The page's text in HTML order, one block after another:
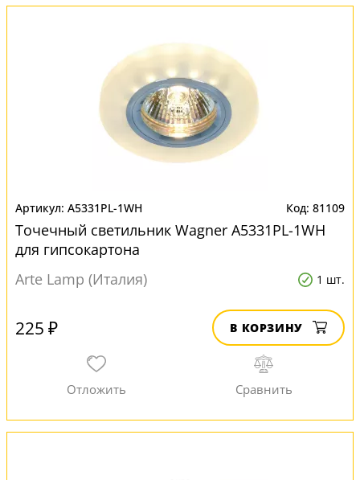
A5331PL-1WH 81109
Точечный светильник Wagner A5331PL-1WH
для гипсокартона
Arte Lamp (Италия)
1 шт.
225 ₽ В КОРЗИНУ